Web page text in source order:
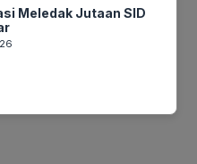
Meledak Jutaan SID